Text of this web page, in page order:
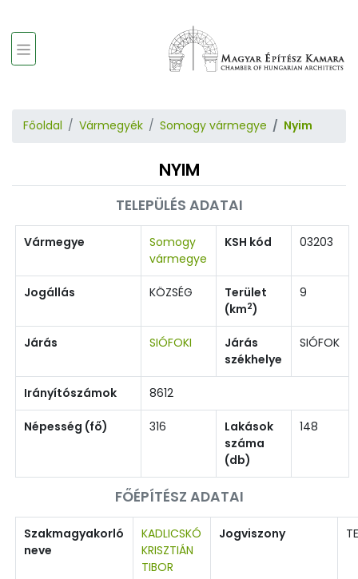
Főoldal Vármegyék Somogy vármegye Nyim
NYIM
TELEPÜLÉS ADATAI
Vármegye
Somogy
vármegye
KSH kód 03203
Jogállás KÖZSÉG
Terület
(km2)
9
Járás SIÓFOKI
Járás
székhelye
SIÓFOK
Irányítószámok 8612
Népesség (fő) 316
Lakások
száma
(db)
148
FŐÉPÍTÉSZ ADATAI
Szakmagyakorló
neve
KADLICSKÓ
KRISZTIÁN
TIBOR
Jogviszony